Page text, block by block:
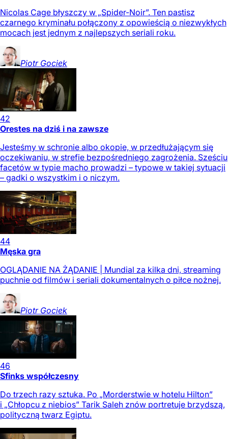
Nicolas Cage błyszczy w „Spider-Noir”. Ten pastisz
czarnego kryminału połączony z opowieścią o niezwykłych
mocach jest jednym z najlepszych seriali roku.
Piotr Gociek
42
Orestes na dziś i na zawsze
Jesteśmy w schronie albo okopie, w przedłużającym się
oczekiwaniu, w strefie bezpośredniego zagrożenia. Sześciu
facetów w typie macho prowadzi – typowe w takiej sytuacji
– gadki o wszystkim i o niczym.
44
Męska gra
OGLĄDANIE NA ŻĄDANIE | Mundial za kilka dni, streaming
puchnie od filmów i seriali dokumentalnych o piłce nożnej.
Piotr Gociek
46
Sfinks współczesny
Do trzech razy sztuka. Po „Morderstwie w hotelu Hilton”
i „Chłopcu z niebios” Tarik Saleh znów portretuje brzydszą,
polityczną twarz Egiptu.